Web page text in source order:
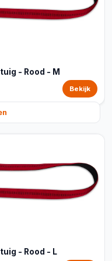
- Rood - M
Bekijk
- Rood - L